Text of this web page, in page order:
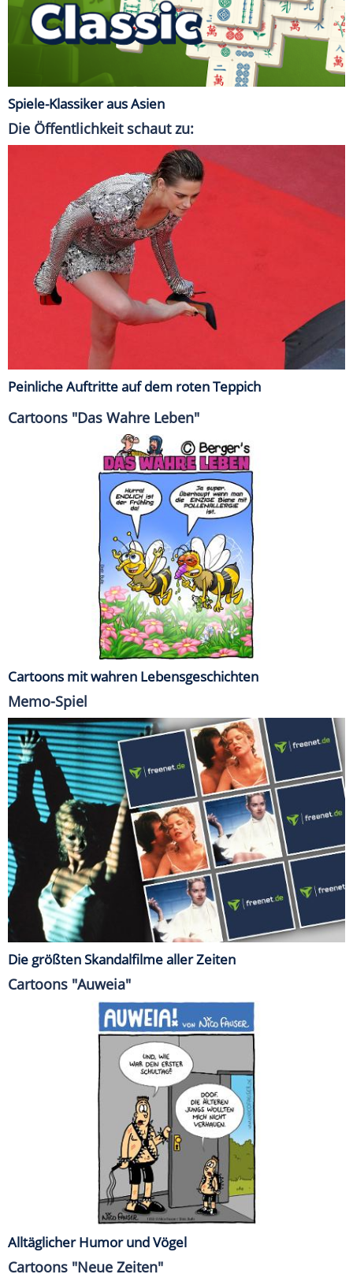
Spiele-Klassiker aus Asien
Die Öffentlichkeit schaut zu:
Peinliche Auftritte auf dem roten Teppich
Cartoons "Das Wahre Leben"
Cartoons mit wahren Lebensgeschichten
Memo-Spiel
Die größten Skandalfilme aller Zeiten
Cartoons "Auweia"
Alltäglicher Humor und Vögel
Cartoons "Neue Zeiten"